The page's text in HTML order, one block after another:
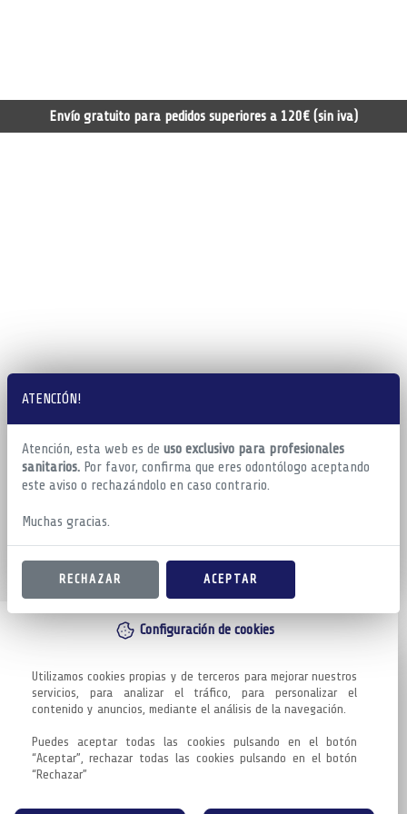
ATENCIÓN!
Atención, esta web es de uso exclusivo para profesionales
sanitarios. Por favor, confirma que eres odontólogo aceptando
este aviso o rechazándolo en caso contrario.
Muchas gracias.
RECHAZAR ACEPTAR
Configuración de cookies
Utilizamos cookies propias y de terceros para mejorar nuestros
servicios, para analizar el tráfico, para personalizar el
contenido y anuncios, mediante el análisis de la navegación.
Puedes aceptar todas las cookies pulsando en el botón
“Aceptar”, rechazar todas las cookies pulsando en el botón
“Rechazar”
Envío gratuito para pedidos superiores a 120€ (sin iva)